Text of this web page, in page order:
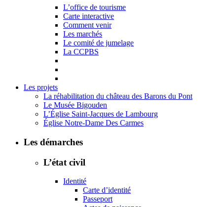
L’office de tourisme
Carte interactive
Comment venir
Les marchés
Le comité de jumelage
La CCPBS
Les projets
La réhabilitation du château des Barons du Pont
Le Musée Bigouden
L’Église Saint-Jacques de Lambourg
Église Notre-Dame Des Carmes
Les démarches
L’état civil
Identité
Carte d’identité
Passeport